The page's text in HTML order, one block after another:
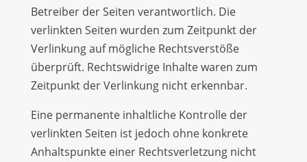
Betreiber der Seiten verantwortlich. Die
verlinkten Seiten wurden zum Zeitpunkt der
Verlinkung auf mögliche Rechtsverstöße
überprüft. Rechtswidrige Inhalte waren zum
Zeitpunkt der Verlinkung nicht erkennbar.
Eine permanente inhaltliche Kontrolle der
verlinkten Seiten ist jedoch ohne konkrete
Anhaltspunkte einer Rechtsverletzung nicht